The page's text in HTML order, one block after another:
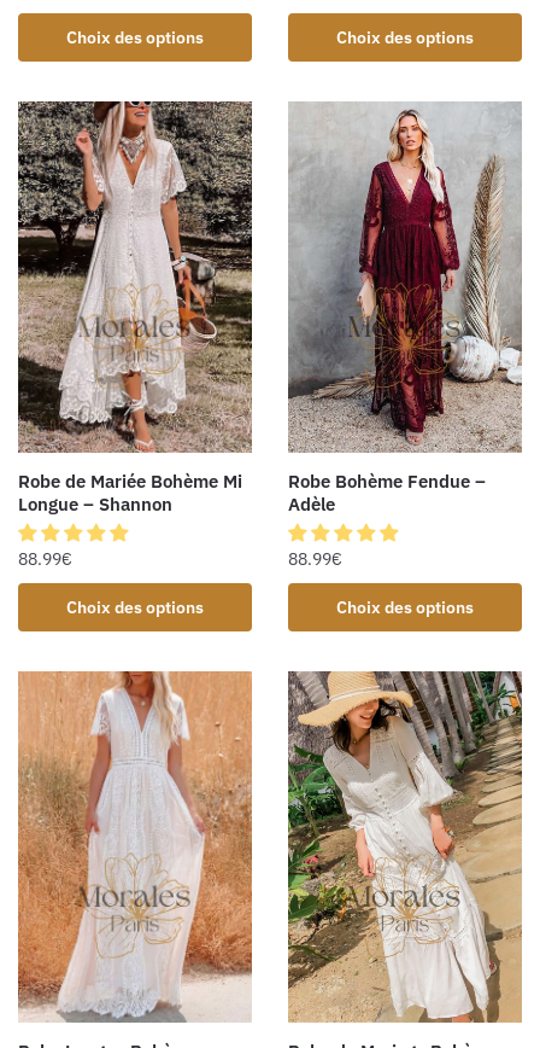
Choix des options Choix des options
Robe de Mariée Bohème Mi
Longue – Shannon
88.99€
Choix des options
Robe Bohème Fendue –
Adèle
88.99€
Choix des options